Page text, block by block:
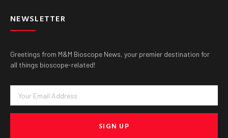
NEWSLETTER
Greetings from M&M Bioscope News, your premier destination for
all things bioscope-related!
Email
SIGN UP